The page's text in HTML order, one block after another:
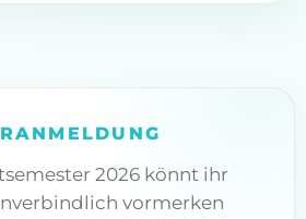
2026 könnt ihr
vormerken